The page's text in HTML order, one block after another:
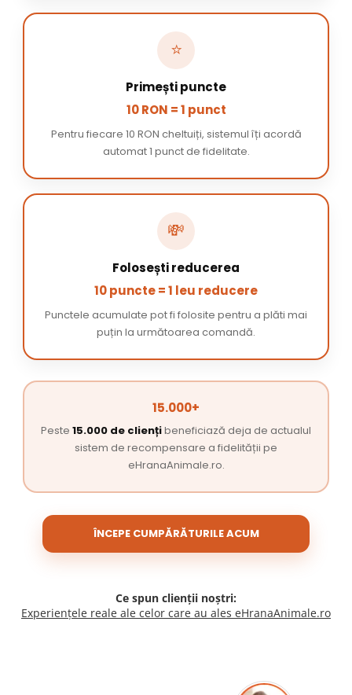
⭐
Primești puncte
10 RON = 1 punct
Pentru fiecare 10 RON cheltuiți, sistemul îți acordă
automat 1 punct de fidelitate.
💸
Folosești reducerea
10 puncte = 1 leu reducere
Punctele acumulate pot fi folosite pentru a plăti mai
puțin la următoarea comandă.
15.000+
Peste 15.000 de cliențibeneficiază deja de actualul
sistem de recompensare a fidelității pe
eHranaAnimale.ro.
ÎNCEPE CUMPĂRĂTURILE ACUM
Ce spun clienții noștri:
Experiențele reale ale celor care au ales eHranaAnimale.ro